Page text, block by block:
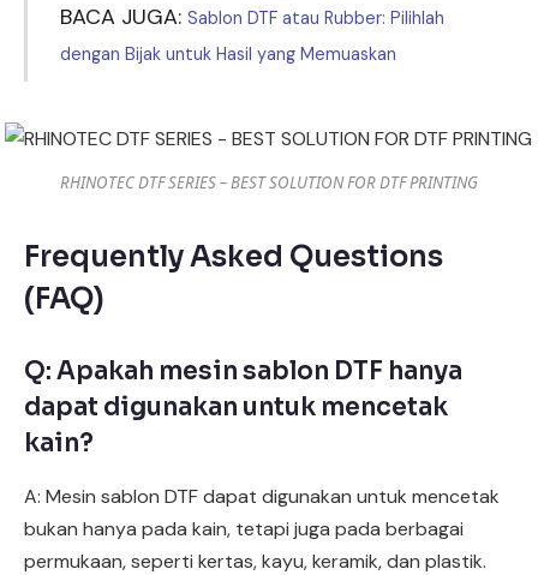
BACA JUGA: Sablon DTF atau Rubber: Pilihlah
dengan Bijak untuk Hasil yang Memuaskan
RHINOTEC DTF SERIES – BEST SOLUTION FOR DTF PRINTING
Frequently Asked Questions
(FAQ)
Q: Apakah mesin sablon DTF hanya
dapat digunakan untuk mencetak
kain?
A: Mesin sablon DTF dapat digunakan untuk mencetak
bukan hanya pada kain, tetapi juga pada berbagai
permukaan, seperti kertas, kayu, keramik, dan plastik.